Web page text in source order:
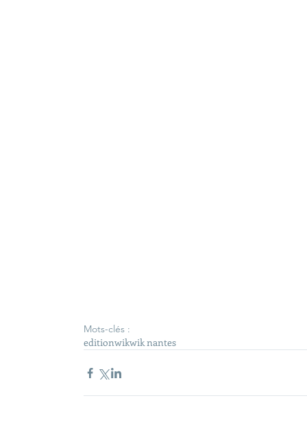
Mots-clés :
editionwikwik nantes